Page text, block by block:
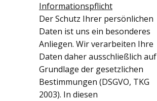
Informationspflicht
Der Schutz Ihrer persönlichen
Daten ist uns ein besonderes
Anliegen. Wir verarbeiten Ihre
Daten daher ausschließlich auf
Grundlage der gesetzlichen
Bestimmungen (DSGVO, TKG
2003). In diesen